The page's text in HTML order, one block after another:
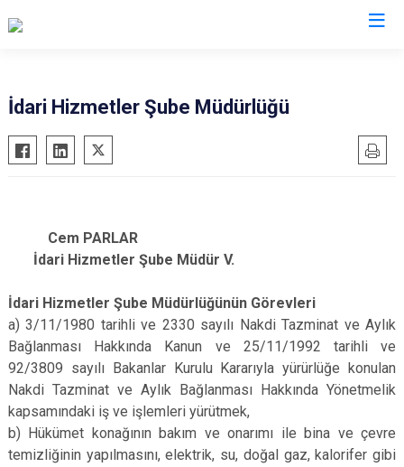
İdari Hizmetler Şube Müdürlüğü
Cem PARLAR
İdari Hizmetler Şube Müdür V.
İdari Hizmetler Şube Müdürlüğünün Görevleri
a) 3/11/1980 tarihli ve 2330 sayılı Nakdi Tazminat ve Aylık
Bağlanması Hakkında Kanun ve 25/11/1992 tarihli ve
92/3809 sayılı Bakanlar Kurulu Kararıyla yürürlüğe konulan
Nakdi Tazminat ve Aylık Bağlanması Hakkında Yönetmelik
kapsamındaki iş ve işlemleri yürütmek,
b) Hükümet konağının bakım ve onarımı ile bina ve çevre
temizliğinin yapılmasını, elektrik, su, doğal gaz, kalorifer gibi